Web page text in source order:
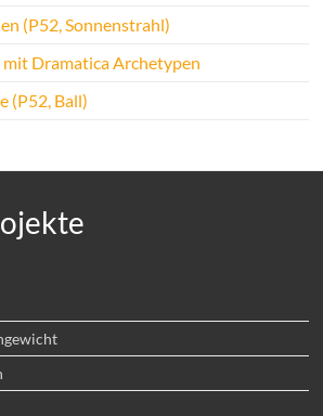
(P52, Sonnenstrahl)
Dramatica Archetypen
(P52, Ball)